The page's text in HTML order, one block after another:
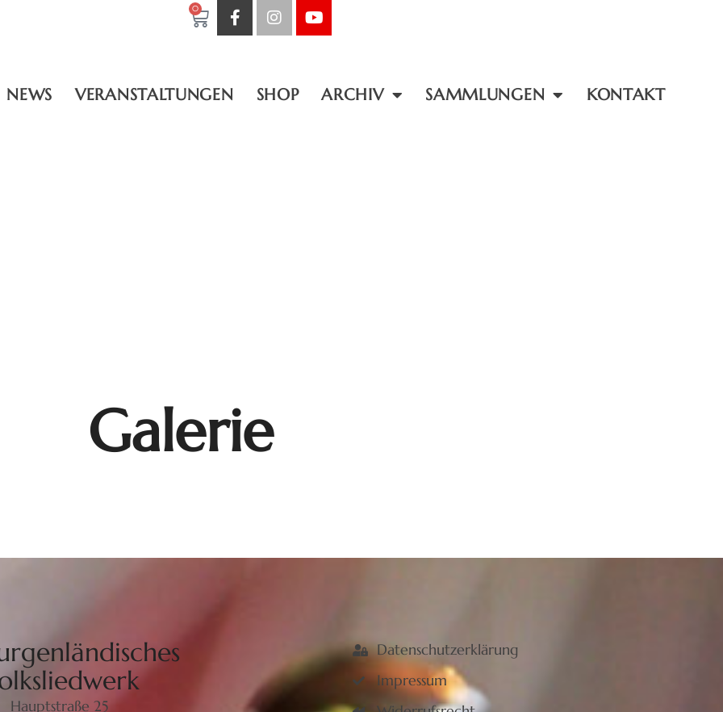
0
NEWS VERANSTALTUNGEN SHOP ARCHIV SAMMLUNGEN KONTAKT
Galerie
Hauptstraße 25
Datenschutzerklärung
Impressum